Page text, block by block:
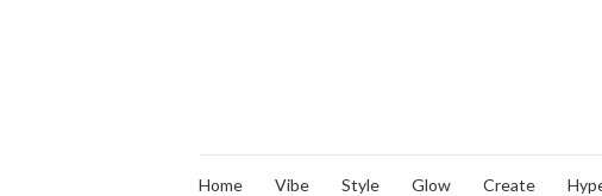
Home Vibe Style Glow Create